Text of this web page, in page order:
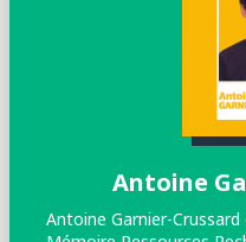
Antoine
Antoine Garnier-